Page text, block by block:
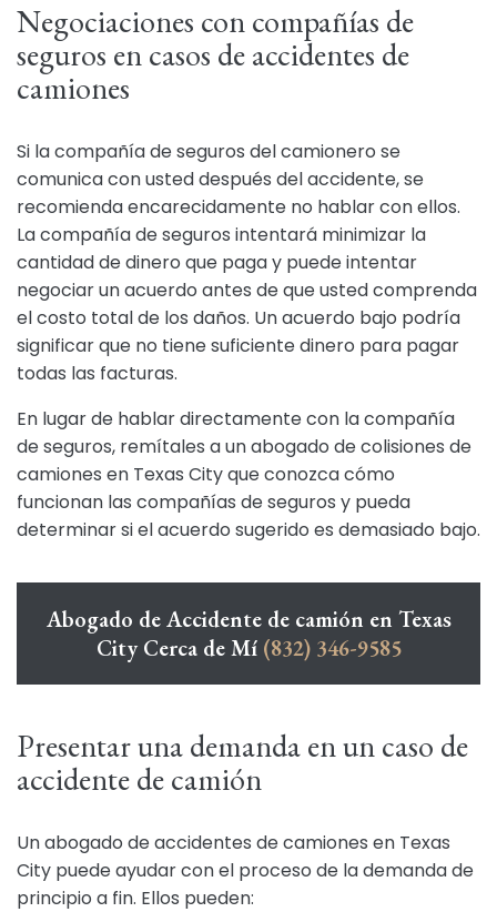
Negociaciones con compañías de
seguros en casos de accidentes de
camiones
Si la compañía de seguros del camionero se
comunica con usted después del accidente, se
recomienda encarecidamente no hablar con ellos.
La compañía de seguros intentará minimizar la
cantidad de dinero que paga y puede intentar
negociar un acuerdo antes de que usted comprenda
el costo total de los daños. Un acuerdo bajo podría
significar que no tiene suficiente dinero para pagar
todas las facturas.
En lugar de hablar directamente con la compañía
de seguros, remítales a un abogado de colisiones de
camiones en Texas City que conozca cómo
funcionan las compañías de seguros y pueda
determinar si el acuerdo sugerido es demasiado bajo.
Abogado de Accidente de camión en Texas
City Cerca de Mí (832) 346-9585
Presentar una demanda en un caso de
accidente de camión
Un abogado de accidentes de camiones en Texas
City puede ayudar con el proceso de la demanda de
principio a fin. Ellos pueden: